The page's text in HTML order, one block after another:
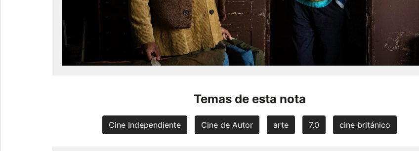
Temas de esta nota
Cine Independiente Cine de Autor arte 7.0 cine británico